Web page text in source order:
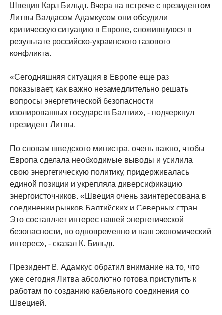
Швеция Карл Бильдт. Вчера на встрече с президентом
Литвы Валдасом Адамкусом они обсудили
критическую ситуацию в Европе, сложившуюся в
результате российско-украинского газового
конфликта.
«Сегодняшняя ситуация в Европе еще раз
показывает, как важно незамедлительно решать
вопросы энергетической безопасности
изолированных государств Балтии», - подчеркнул
президент Литвы.
По словам шведского министра, очень важно, чтобы
Европа сделала необходимые выводы и усилила
свою энергетическую политику, придерживалась
единой позиции и укрепляла диверсификацию
энергоисточников. «Швеция очень заинтересована в
соединении рынков Балтийских и Северных стран.
Это составляет интерес нашей энергетической
безопасности, но одновременно и наш экономический
интерес», - сказал К. Бильдт.
Президент В. Адамкус обратил внимание на то, что
уже сегодня Литва абсолютно готова приступить к
работам по созданию кабельного соединения со
Швецией.